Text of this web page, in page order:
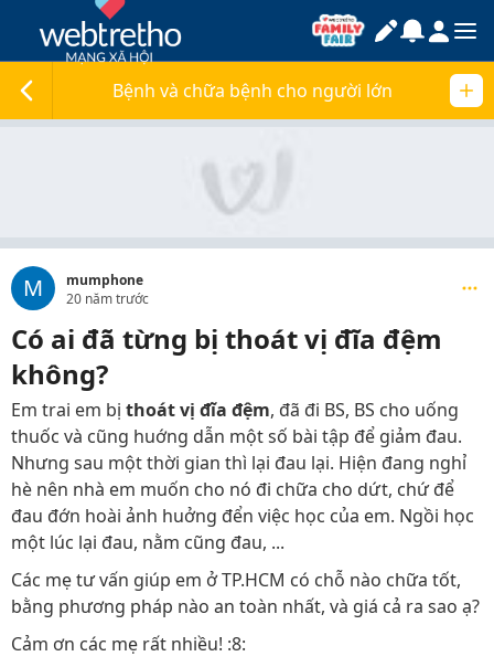
Bệnh và chữa bệnh cho người lớn
M
mumphone
20 năm trước
Có ai đã từng bị thoát vị đĩa đệm
không?
Em trai em bị thoát vị đĩa đệm, đã đi BS, BS cho uống
thuốc và cũng huớng dẫn một số bài tập để giảm đau.
Nhưng sau một thời gian thì lại đau lại. Hiện đang nghỉ
hè nên nhà em muốn cho nó đi chữa cho dứt, chứ để
đau đớn hoài ảnh huởng đển việc học của em. Ngồi học
một lúc lại đau, nằm cũng đau, ...
Các mẹ tư vấn giúp em ở TP.HCM có chỗ nào chữa tốt,
bằng phương pháp nào an toàn nhất, và giá cả ra sao ạ?
Cảm ơn các mẹ rất nhiều! :8: